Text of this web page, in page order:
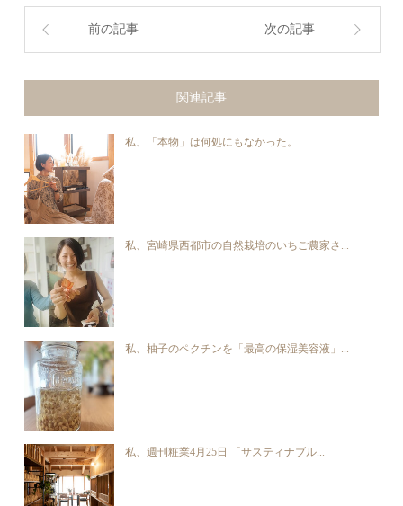
前の記事 次の記事
関連記事
私、「本物」は何処にもなかった。
私、宮崎県西都市の自然栽培のいちご農家さ...
私、柚子のペクチンを「最高の保湿美容液」...
私、週刊粧業4月25日 「サスティナブル...